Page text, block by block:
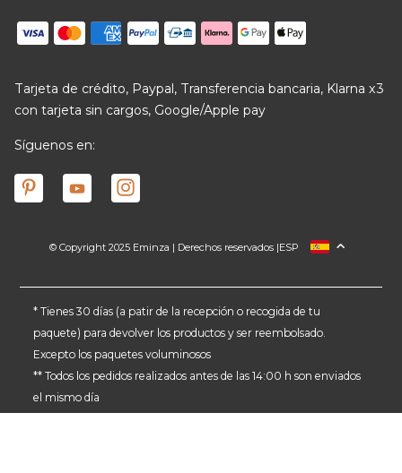
Tarjeta de crédito, Paypal, Transferencia bancaria, Klarna x3
con tarjeta sin cargos, Google/Apple pay
Síguenos en:
© Copyright 2025 Eminza | Derechos reservados |
FRANCIA
ALEMANIA
PAÍSES BAJOS
ESP
* Tienes 30 días (a patir de la recepción o recogida de tu
paquete) para devolver los productos y ser reembolsado.
Excepto los paquetes voluminosos
** Todos los pedidos realizados antes de las 14:00 h son enviados
el mismo día